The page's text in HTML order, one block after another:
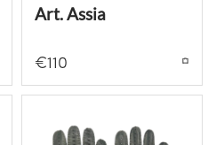
Art. Assia
€110